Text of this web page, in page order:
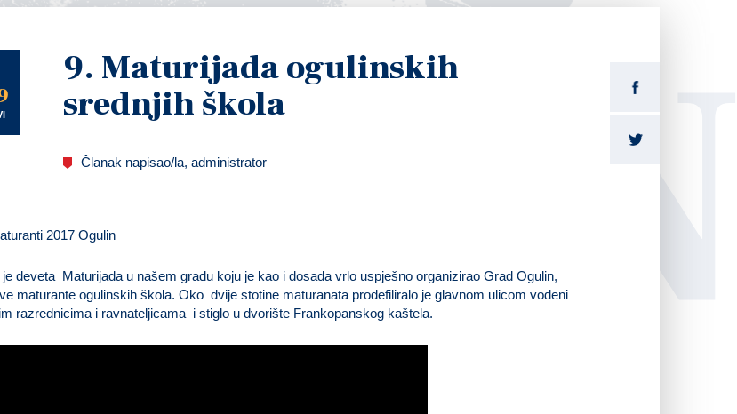
9. Maturijada ogulinskih
srednjih škola
Članak napisao/la, administrator
deveta Maturijada u našem gradu koju je kao i dosada vrlo uspješno organizirao Grad Ogulin,
maturante ogulinskih škola. Oko dvije stotine maturanata prodefiliralo je glavnom ulicom vođeni
razrednicima i ravnateljicama i stiglo u dvorište Frankopanskog kaštela.